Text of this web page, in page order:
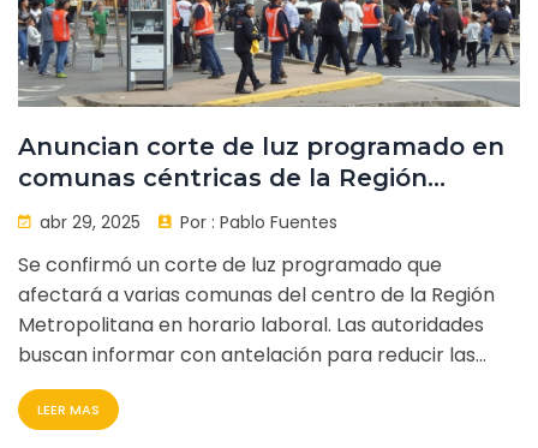
Anuncian corte de luz programado en
comunas céntricas de la Región
Metropolitana para horario laboral
abr 29, 2025 Por : Pablo Fuentes
Se confirmó un corte de luz programado que
afectará a varias comunas del centro de la Región
Metropolitana en horario laboral. Las autoridades
buscan informar con antelación para reducir las
molestias. Los vecinos deberán prepararse para la
interrupción temporal del suministro eléctrico
LEER MAS